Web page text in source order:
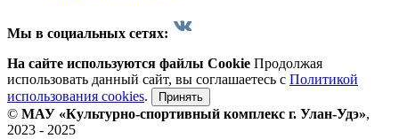
Мы в социальных сетях:
На сайте используются файлы Cookie Продолжая
использовать данный сайт, вы соглашаетесь с Политикой
использования cookies. Принять
© МАУ «Культурно-спортивный комплекс г. Улан-Удэ»,
2023 - 2025